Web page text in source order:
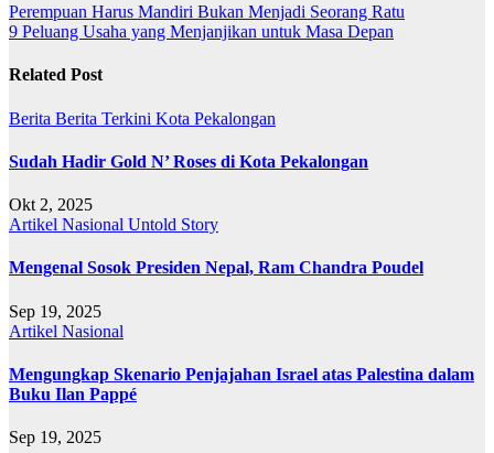
Navigasi
pos
Perempuan Harus Mandiri Bukan Menjadi Seorang Ratu
9 Peluang Usaha yang Menjanjikan untuk Masa Depan
Related Post
Berita Berita Terkini Kota Pekalongan
Sudah Hadir Gold N’ Roses di Kota Pekalongan
Okt 2, 2025
Artikel Nasional Untold Story
Mengenal Sosok Presiden Nepal, Ram Chandra Poudel
Sep 19, 2025
Artikel Nasional
Mengungkap Skenario Penjajahan Israel atas Palestina dalam
Buku Ilan Pappé
Sep 19, 2025